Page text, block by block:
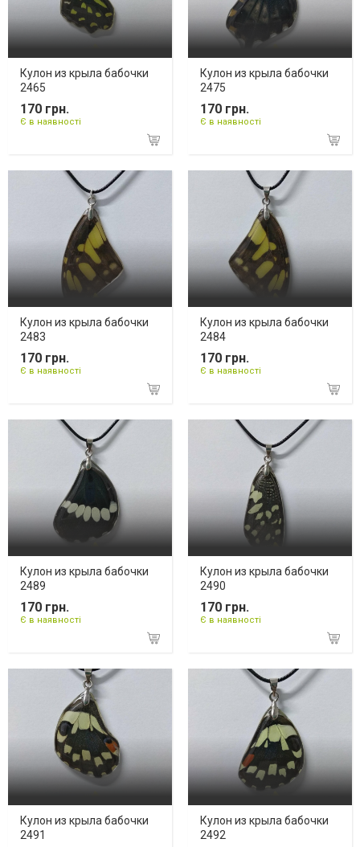
Кулон из крыла бабочки
2465
170 грн.
Є в наявності
Кулон из крыла бабочки
2475
170 грн.
Є в наявності
Кулон из крыла бабочки
2483
170 грн.
Є в наявності
Кулон из крыла бабочки
2484
170 грн.
Є в наявності
Кулон из крыла бабочки
2489
170 грн.
Є в наявності
Кулон из крыла бабочки
2490
170 грн.
Є в наявності
Кулон из крыла бабочки
2491
Кулон из крыла бабочки
2492